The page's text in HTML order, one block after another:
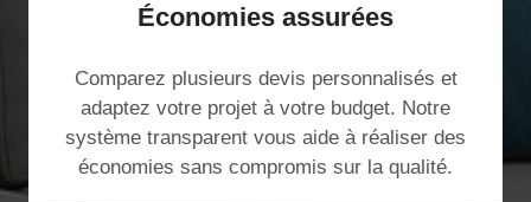
Économies assurées
Comparez plusieurs devis personnalisés et
adaptez votre projet à votre budget. Notre
système transparent vous aide à réaliser des
économies sans compromis sur la qualité.